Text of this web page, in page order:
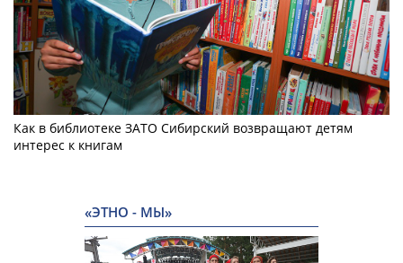
Как в библиотеке ЗАТО Сибирский возвращают детям
интерес к книгам
«ЭТНО - МЫ»